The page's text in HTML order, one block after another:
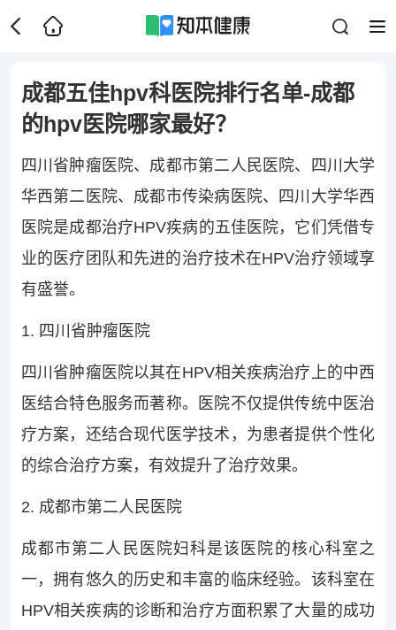
成都五佳hpv科医院排行名单-成都
的hpv医院哪家最好？
四川省肿瘤医院、成都市第二人民医院、四川大学
华西第二医院、成都市传染病医院、四川大学华西
医院是成都治疗HPV疾病的五佳医院，它们凭借专
业的医疗团队和先进的治疗技术在HPV治疗领域享
有盛誉。
1. 四川省肿瘤医院
四川省肿瘤医院以其在HPV相关疾病治疗上的中西
医结合特色服务而著称。医院不仅提供传统中医治
疗方案，还结合现代医学技术，为患者提供个性化
的综合治疗方案，有效提升了治疗效果。
2. 成都市第二人民医院
成都市第二人民医院妇科是该医院的核心科室之
一，拥有悠久的历史和丰富的临床经验。该科室在
HPV相关疾病的诊断和治疗方面积累了大量的成功